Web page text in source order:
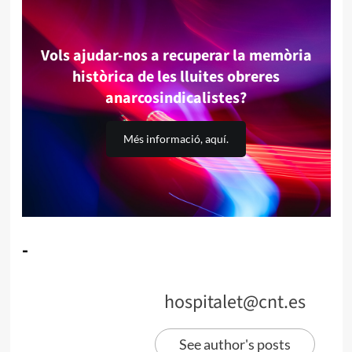
Vols ajudar-nos a recuperar la memòria
històrica de les lluites obreres
anarcosindicalistes?
Més informació, aquí.
-
hospitalet@cnt.es
See author's posts